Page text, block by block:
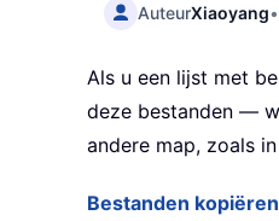
AuteurXiaoyang•
Als u een lijst met
deze bestanden —
andere map, zoals
Bestanden